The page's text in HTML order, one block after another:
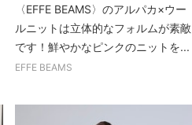
〈EFFE BEAMS〉のアルパカ×ウー
ルニットは立体的なフォルムが素敵
です！鮮やかなピンクのニットを...
EFFE BEAMS